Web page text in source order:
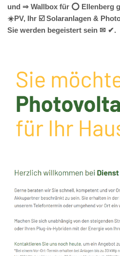
und ⇒ Wallbox für ⭕ Ellenberg
☀️PV️, Ihr ☑️ Solaranlagen &
Sie werden begeistert sein ✉ ✔.